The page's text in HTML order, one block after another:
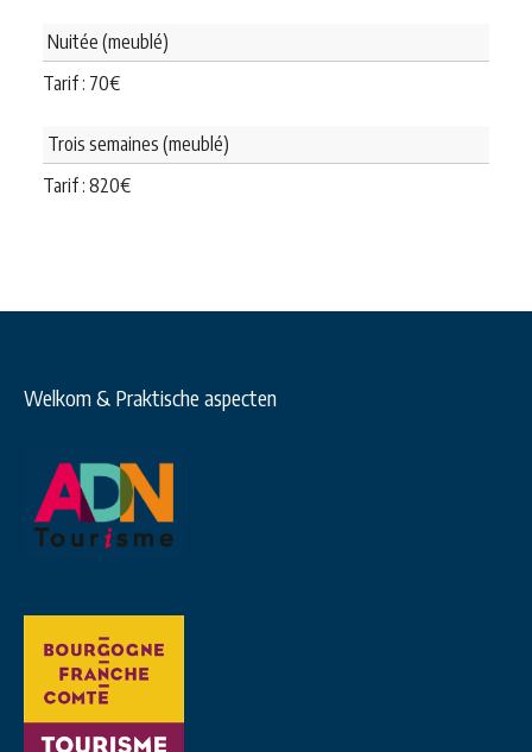
Nuitée (meublé)
Tarif : 70€
Trois semaines (meublé)
Tarif : 820€
Welkom & Praktische aspecten